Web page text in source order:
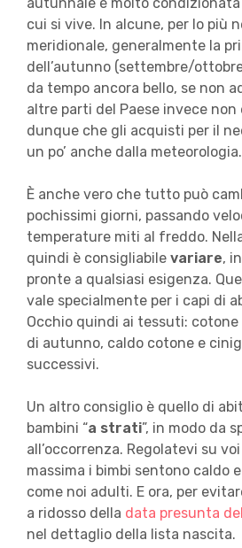
cui si vive. In alcune, per lo più
meridionale, generalmente la
dell’autunno (settembre/
da tempo ancora bello, se non
altre parti del Paese invece non
dunque che gli acquisti per il
un po’ anche dalla meteorologia.
È anche vero che tutto può
pochissimi giorni, passando
temperature miti al freddo.
quindi è consigliabile variare,
pronte a qualsiasi esigenza.
vale specialmente per i capi di
Occhio quindi ai tessuti: cotone
di autunno, caldo cotone e
successivi.
Un altro consiglio è quello di
bambini “a strati”, in modo da
all’occorrenza. Regolatevi su
massima i bimbi sentono caldo
come noi adulti. E ora, per
a ridosso della data presunta
nel dettaglio della lista nascita.